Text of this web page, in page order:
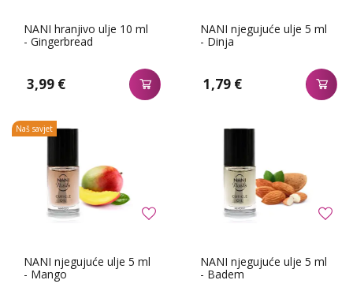
NANI hranjivo ulje 10 ml
- Gingerbread
3,99 €
NANI njegujuće ulje 5 ml
- Dinja
1,79 €
NANI njegujuće ulje 5 ml
- Mango
Naš savjet
NANI njegujuće ulje 5 ml
- Badem